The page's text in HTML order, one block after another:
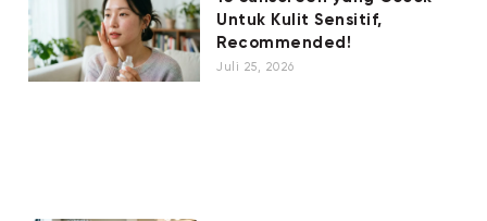
Untuk Kulit Sensitif,
Recommended!
Juli 25, 2026